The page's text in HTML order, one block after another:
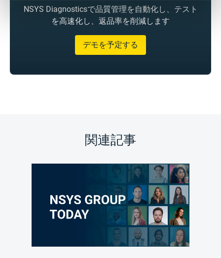
NSYS Diagnosticsで品質管理を自動化し、テスト
を高速化し、返品率を削減します
デモを予定する
関連記事